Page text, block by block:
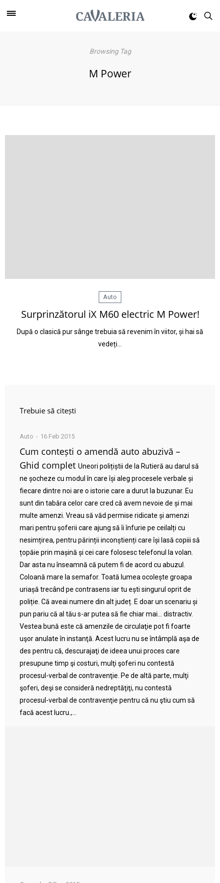
Browsing Tag
M Power
Auto
Surprinzătorul iX M60 electric M Power!
După o clasică pur sânge trebuia să revenim în viitor, și hai să
vedeți…
Trebuie să citești
Auto 16 Feb 2015
Cum contești o amendă auto abuzivă –
Ghid complet Uneori polițiștii de la Rutieră au darul să
ne șocheze cu modul în care își aleg procesele verbale și
fiecare dintre noi are o istorie care a durut la buzunar. Eu
sunt din tabăra celor care cred că avem nevoie de și mai
multe amenzi. Vreau să văd permise ridicate și amenzi
mari pentru șoferii care ajung să îi înfurie pe ceilalți cu
nesimțirea, pentru părinții inconștienți care își lasă copiii să
țopăie prin mașină și cei care folosesc telefonul la volan.
Dar asta nu înseamnă că putem fi de acord cu abuzul.
Coloană mare la semafor. Toată lumea ocolește groapa
uriașă trecând pe contrasens iar tu ești singurul oprit de
poliție. Că aveai numere din alt județ. E doar un scenariu și
pun pariu că al tău s-ar putea să fie chiar mai… distractiv.
Vestea bună este că amenzile de circulaţie pot fi foarte
uşor anulate în instanţă. Acest lucru nu se întâmplă aşa de
des pentru că, descurajaţi de ideea unui proces care
presupune timp şi costuri, mulţi şoferi nu contestă
procesul-verbal de contravenţie. Pe de altă parte, mulţi
şoferi, deşi se consideră nedreptăţiţi, nu contestă
procesul-verbal de contravenţie pentru că nu ştiu cum să
facă acest lucru.,...